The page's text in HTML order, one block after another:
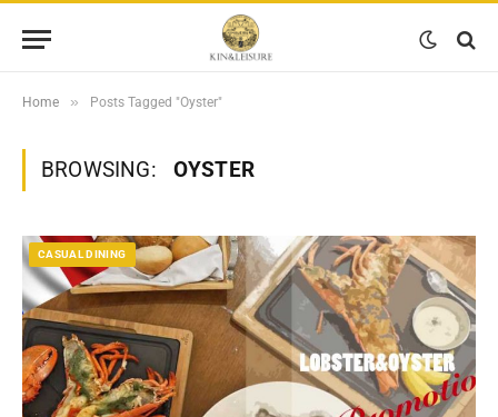
Home » Posts Tagged "Oyster"
BROWSING: OYSTER
CASUAL DINING